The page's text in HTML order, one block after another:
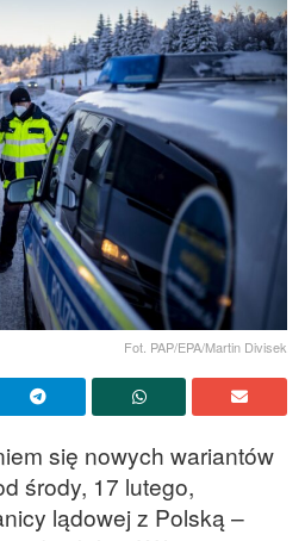
Fot. PAP/EPA/Martin Divisek
się nowych wariantów
środy, 17 lutego,
lądowej z Polską –